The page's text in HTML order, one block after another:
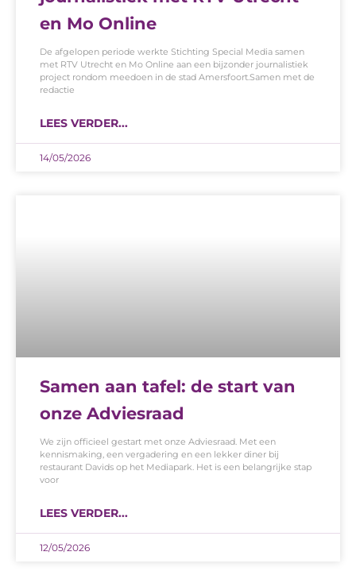
en Mo Online
De afgelopen periode werkte Stichting Special Media samen
met RTV Utrecht en Mo Online aan een bijzonder journalistiek
project rondom meedoen in de stad Amersfoort.Samen met de
redactie
LEES VERDER...
14/05/2026
Samen aan tafel: de start van
onze Adviesraad
We zijn officieel gestart met onze Adviesraad. Met een
kennismaking, een vergadering en een lekker diner bij
restaurant Davids op het Mediapark. Het is een belangrijke stap
voor
LEES VERDER...
12/05/2026